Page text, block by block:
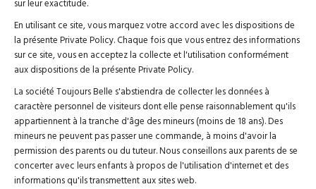
Vetements
Perruques et Postiches
Qui sommes-nous?
sur leur exactitude.
En utilisant ce site, vous marquez votre accord avec les dispositions de
la présente Private Policy. Chaque fois que vous entrez des informations
sur ce site, vous en acceptez la collecte et l'utilisation conformément
aux dispositions de la présente Private Policy.
La société Toujours Belle s'abstiendra de collecter les données à
caractère personnel de visiteurs dont elle pense raisonnablement qu'ils
appartiennent à la tranche d'âge des mineurs (moins de 18 ans). Des
mineurs ne peuvent pas passer une commande, à moins d'avoir la
permission des parents ou du tuteur. Nous conseillons aux parents de se
concerter avec leurs enfants à propos de l'utilisation d'internet et des
informations qu'ils transmettent aux sites web.